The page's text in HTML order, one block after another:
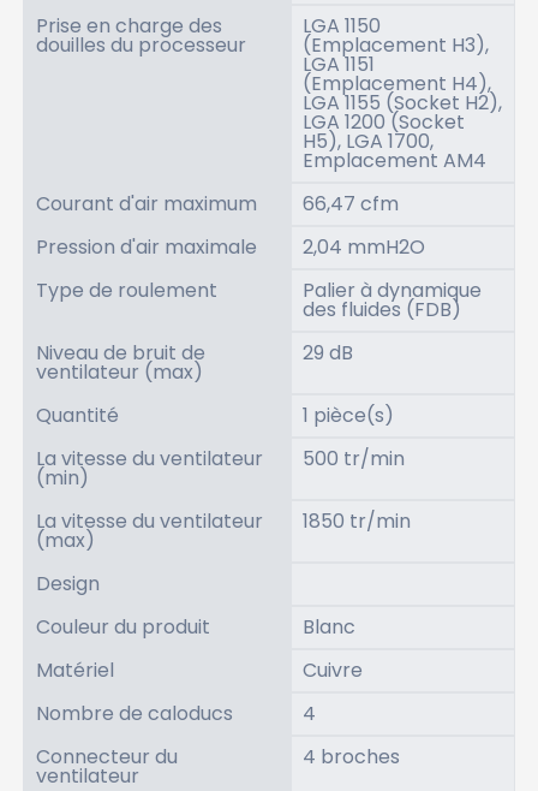
Prise en charge des
douilles du processeur
LGA 1150
(Emplacement H3),
LGA 1151
(Emplacement H4),
LGA 1155 (Socket H2),
LGA 1200 (Socket
H5), LGA 1700,
Emplacement AM4
Courant d'air maximum
66,47 cfm
Pression d'air maximale
2,04 mmH2O
Type de roulement
Palier à dynamique
des fluides (FDB)
Niveau de bruit de
ventilateur (max)
29 dB
Quantité
1 pièce(s)
La vitesse du ventilateur
(min)
500 tr/min
La vitesse du ventilateur
(max)
1850 tr/min
Design
Couleur du produit
Blanc
Matériel
Cuivre
Nombre de caloducs
4
Connecteur du
ventilateur
4 broches